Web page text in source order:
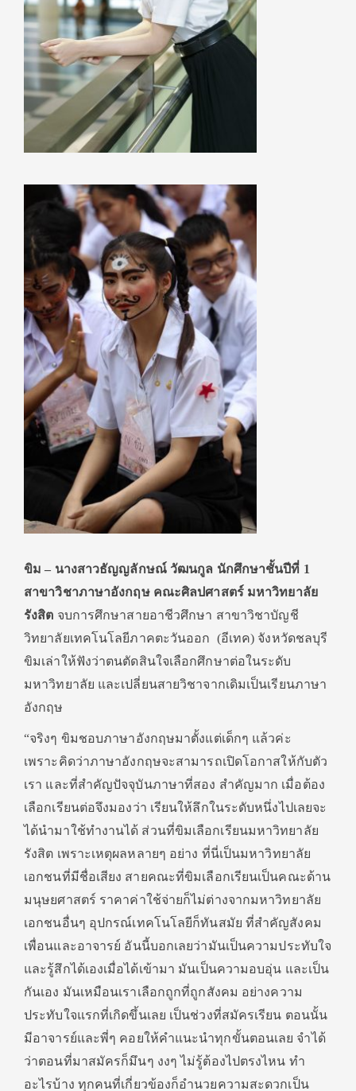
ขิม – นางสาวธัญญลักษณ์ วัฒนกูล นักศึกษาชั้นปีที่ 1
สาขาวิชาภาษาอังกฤษ คณะศิลปศาสตร์ มหาวิทยาลัย
รังสิต จบการศึกษาสายอาชีวศึกษา สาขาวิชาบัญชี
วิทยาลัยเทคโนโลยีภาคตะวันออก (อีเทค) จังหวัดชลบุรี
ขิมเล่าให้ฟังว่าตนตัดสินใจเลือกศึกษาต่อในระดับ
มหาวิทยาลัย และเปลี่ยนสายวิชาจากเดิมเป็นเรียนภาษา
อังกฤษ
“จริงๆ ขิมชอบภาษาอังกฤษมาตั้งแต่เด็กๆ แล้วค่ะ
เพราะคิดว่าภาษาอังกฤษจะสามารถเปิดโอกาสให้กับตัว
เรา และที่สำคัญปัจจุบันภาษาที่สอง สำคัญมาก เมื่อต้อง
เลือกเรียนต่อจึงมองว่า เรียนให้ลึกในระดับหนึ่งไปเลยจะ
ได้นำมาใช้ทำงานได้ ส่วนที่ขิมเลือกเรียนมหาวิทยาลัย
รังสิต เพราะเหตุผลหลายๆ อย่าง ที่นี่เป็นมหาวิทยาลัย
เอกชนที่มีชื่อเสียง สายคณะที่ขิมเลือกเรียนเป็นคณะด้าน
มนุษยศาสตร์ ราคาค่าใช้จ่ายก็ไม่ต่างจากมหาวิทยาลัย
เอกชนอื่นๆ อุปกรณ์เทคโนโลยีก็ทันสมัย ที่สำคัญสังคม
เพื่อนและอาจารย์ อันนี้บอกเลยว่ามันเป็นความประทับใจ
และรู้สึกได้เองเมื่อได้เข้ามา มันเป็นความอบอุ่น และเป็น
กันเอง มันเหมือนเราเลือกถูกที่ถูกสังคม อย่างความ
ประทับใจแรกที่เกิดขึ้นเลย เป็นช่วงที่สมัครเรียน ตอนนั้น
มีอาจารย์และพี่ๆ คอยให้คำแนะนำทุกขั้นตอนเลย จำได้
ว่าตอนที่มาสมัครก็มึนๆ งงๆ ไม่รู้ต้องไปตรงไหน ทำ
อะไรบ้าง ทุกคนที่เกี่ยวข้องก็อำนวยความสะดวกเป็น